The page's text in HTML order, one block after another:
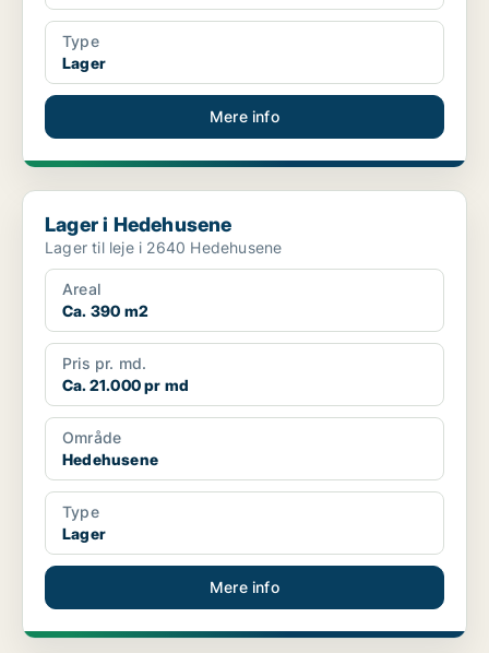
Type
Lager
Mere info
Lager i Hedehusene
Lager i Hedehusene
Lager til leje i 2640 Hedehusene
Areal
Ca. 390 m2
Pris pr. md.
Ca. 21.000 pr md
Område
Hedehusene
Type
Lager
Mere info